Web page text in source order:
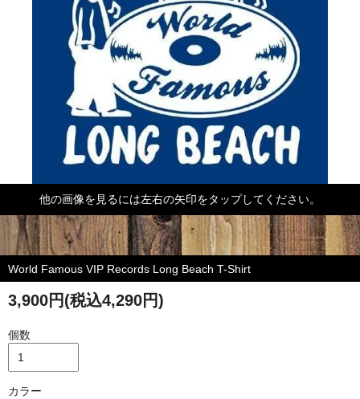
他の画像を見るには左右の矢印をタップしてください。
World Famous VIP Records Long Beach T-Shirt
3,900円(税込4,290円)
個数
カラー